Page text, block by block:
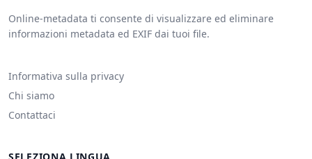
Online-metadata ti consente di visualizzare ed eliminare
informazioni metadata ed EXIF dai tuoi file.
Informativa sulla privacy
Chi siamo
Contattaci